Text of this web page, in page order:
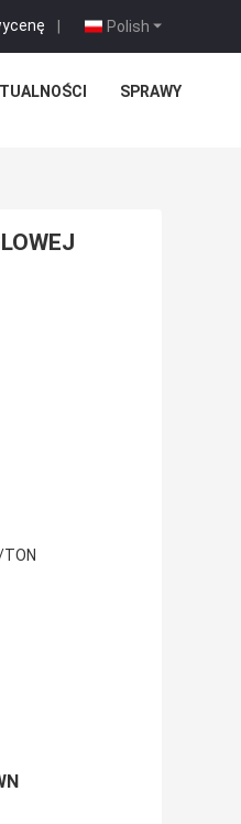
Polish
|
SPRAWY